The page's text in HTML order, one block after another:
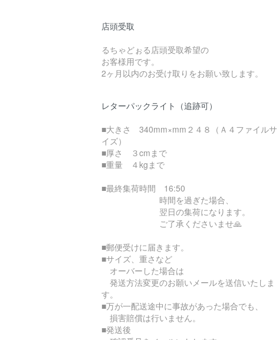
店頭受取
るちゃどぉる店頭受取希望の
お客様用です。
2ヶ月以内のお受け取りをお願い致します。
レターパックライト（追跡可）
■大きさ 340mm×mm２４８（Ａ４ファイルサ
イズ）
■厚さ ３cmまで
■重量 ４kgまで
■最終集荷時間 16:50
時間を過ぎた場合、
翌日の集荷になります。
ご了承くださいませ🙏
■郵便受けに届きます。
■サイズ、重さなど
オーバーした場合は
発送方法変更のお願いメールを送信いたしま
す。
■万が一配送途中に事故があった場合でも、
損害賠償は行いません。
■発送後